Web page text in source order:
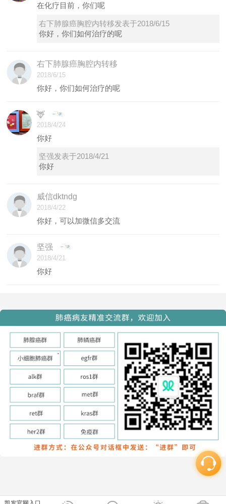
在化疗目前，你们呢
右下肺腺癌胸腔内转移发表于2018/6/15
你好，你们如何治疗的呢
右下肺腺癌胸腔内转移
2018/6/15
你好，你们如何治疗的呢
🦌
2018/4/24
你好
坚强发表于2018/4/21
你好
威信dktndg
2018/4/22
你好，可以加微信多交流
坚强
2018/4/21
你好